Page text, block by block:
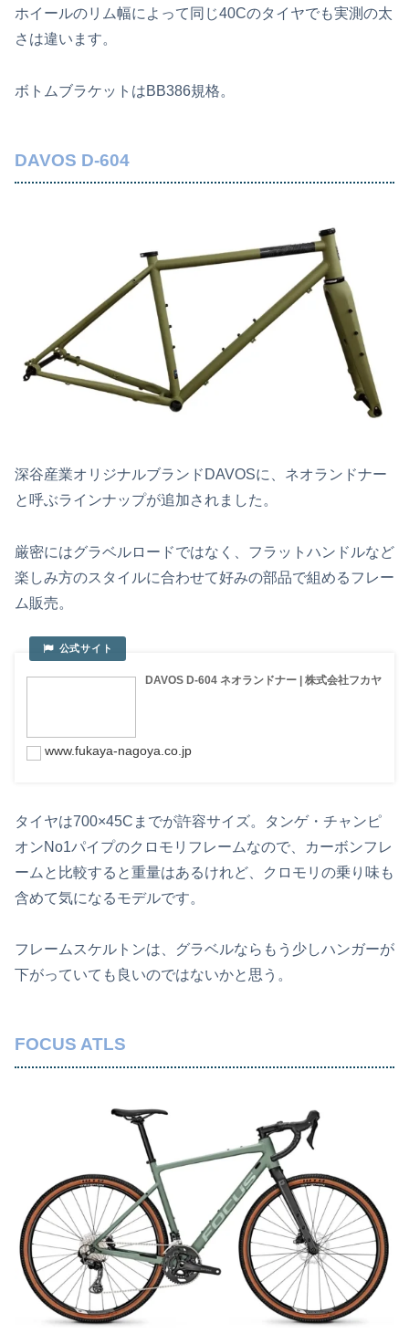
ホイールのリム幅によって同じ40Cのタイヤでも実測の太
さは違います。
ボトムブラケットはBB386規格。
DAVOS D-604
深谷産業オリジナルブランドDAVOSに、ネオランドナー
と呼ぶラインナップが追加されました。
厳密にはグラベルロードではなく、フラットハンドルなど
楽しみ方のスタイルに合わせて好みの部品で組めるフレー
ム販売。
DAVOS D-604 ネオランドナー | 株式会社フカヤ
www.fukaya-nagoya.co.jp
タイヤは700×45Cまでが許容サイズ。タンゲ・チャンピ
オンNo1パイプのクロモリフレームなので、カーボンフレ
ームと比較すると重量はあるけれど、クロモリの乗り味も
含めて気になるモデルです。
フレームスケルトンは、グラベルならもう少しハンガーが
下がっていても良いのではないかと思う。
FOCUS ATLS